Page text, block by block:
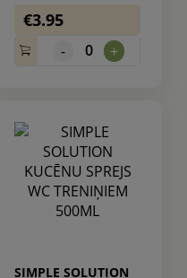
€3.95
- 0 +
SIMPLE SOLUTION